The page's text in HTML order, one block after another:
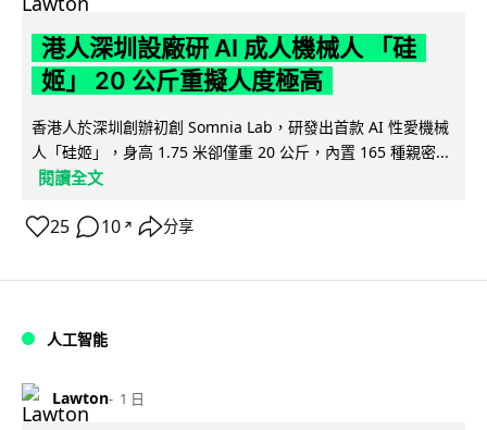
港人深圳設廠研 AI 成人機械人 「硅
姬」 20 公斤重擬人度極高
香港人於深圳創辦初創 Somnia Lab，研發出首款 AI 性愛機械
人「硅姬」，身高 1.75 米卻僅重 20 公斤，內置 165 種親密...
閱讀全文
25 10 ↗ 分享
人工智能
Lawton 1 日